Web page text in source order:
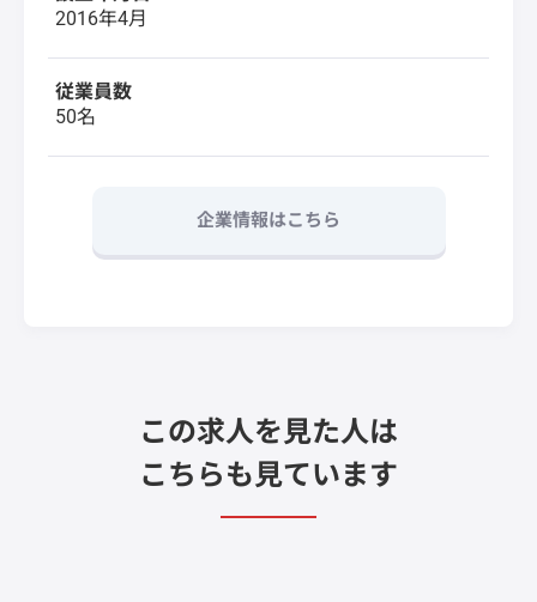
2016年4月
従業員数
50名
企業情報はこちら
この求人を見た人は
こちらも見ています